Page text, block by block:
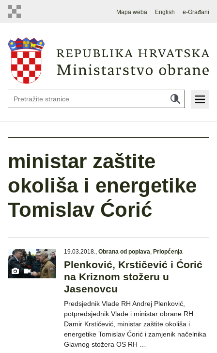
Mapa weba English e-Građani
ministar zaštite
okoliša i energetike
Tomislav Ćorić
19.03.2018., Obrana od poplava, Priopćenja
Plenković, Krstičević i Ćorić
na Kriznom stožeru u
Jasenovcu
Predsjednik Vlade RH Andrej Plenković,
potpredsjednik Vlade i ministar obrane RH
Damir Krstičević, ministar zaštite okoliša i
energetike Tomislav Ćorić i zamjenik načelnika
Glavnog stožera OS RH …